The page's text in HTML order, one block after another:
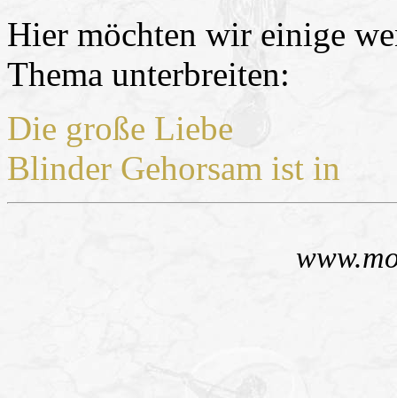
Hier möchten wir einige
Thema unterbreiten:
Die große Liebe
Blinder Gehorsam ist in